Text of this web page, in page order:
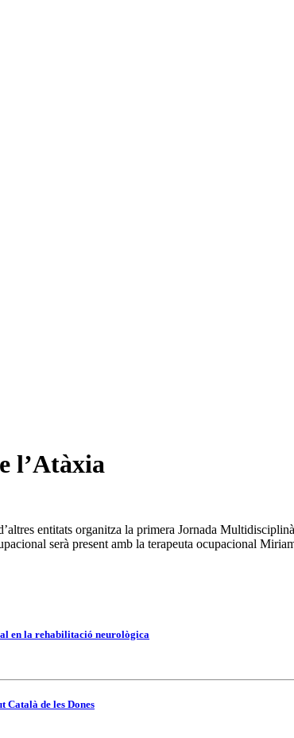
l’Atàxia
entitats organitza la primera Jornada
serà present amb la terapeuta ocupacional
en la rehabilitació neurològica
Català de les Dones